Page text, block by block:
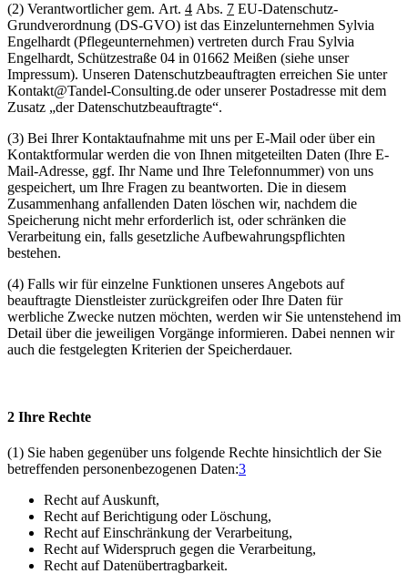
(2) Verantwortlicher gem. Art. 4 Abs. 7 EU-Datenschutz-
Grundverordnung (DS-GVO) ist das Einzelunternehmen Sylvia
Engelhardt (Pflegeunternehmen) vertreten durch Frau Sylvia
Engelhardt, Schützestraße 04 in 01662 Meißen (siehe unser
Impressum). Unseren Datenschutzbeauftragten erreichen Sie unter
Kontakt@Tandel-Consulting.de oder unserer Postadresse mit dem
Zusatz „der Datenschutzbeauftragte“.
(3) Bei Ihrer Kontaktaufnahme mit uns per E-Mail oder über ein
Kontaktformular werden die von Ihnen mitgeteilten Daten (Ihre E-
Mail-Adresse, ggf. Ihr Name und Ihre Telefonnummer) von uns
gespeichert, um Ihre Fragen zu beantworten. Die in diesem
Zusammenhang anfallenden Daten löschen wir, nachdem die
Speicherung nicht mehr erforderlich ist, oder schränken die
Verarbeitung ein, falls gesetzliche Aufbewahrungspflichten
bestehen.
(4) Falls wir für einzelne Funktionen unseres Angebots auf
beauftragte Dienstleister zurückgreifen oder Ihre Daten für
werbliche Zwecke nutzen möchten, werden wir Sie untenstehend im
Detail über die jeweiligen Vorgänge informieren. Dabei nennen wir
auch die festgelegten Kriterien der Speicherdauer.
2 Ihre Rechte
(1) Sie haben gegenüber uns folgende Rechte hinsichtlich der Sie
betreffenden personenbezogenen Daten:3
Recht auf Auskunft,
Recht auf Berichtigung oder Löschung,
Recht auf Einschränkung der Verarbeitung,
Recht auf Widerspruch gegen die Verarbeitung,
Recht auf Datenübertragbarkeit.